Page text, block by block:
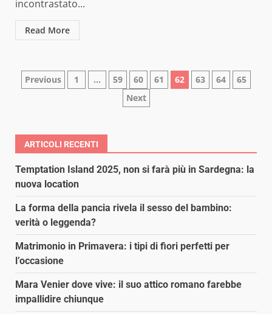
incontrastato...
Read More
Paginazione
articoli
Previous 1 … 59 60 61 62 63 64
65
Next
ARTICOLI RECENTI
Temptation Island 2025, non si farà più in Sardegna: la
nuova location
La forma della pancia rivela il sesso del bambino:
verità o leggenda?
Matrimonio in Primavera: i tipi di fiori perfetti per
l’occasione
Mara Venier dove vive: il suo attico romano farebbe
impallidire chiunque